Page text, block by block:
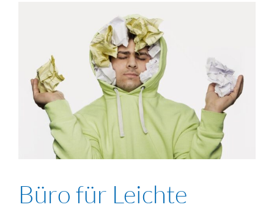
Büro für Leichte